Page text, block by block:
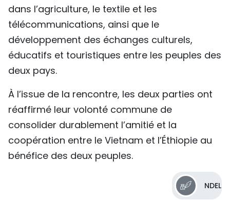
dans l’agriculture, le textile et les
télécommunications, ainsi que le
développement des échanges culturels,
éducatifs et touristiques entre les peuples des
deux pays.
À l’issue de la rencontre, les deux parties ont
réaffirmé leur volonté commune de
consolider durablement l’amitié et la
coopération entre le Vietnam et l’Éthiopie au
bénéfice des deux peuples.
NDEL